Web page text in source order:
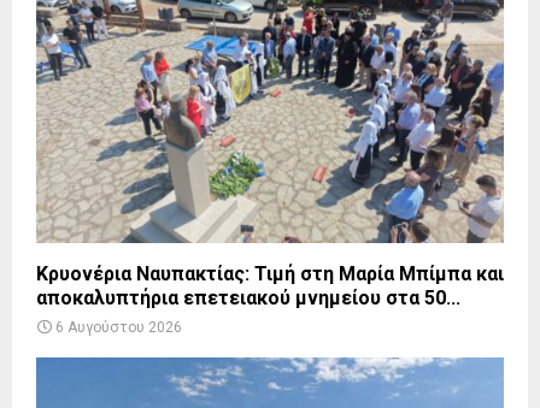
Κρυονέρια Ναυπακτίας: Τιμή στη Μαρία Μπίμπα και
αποκαλυπτήρια επετειακού μνημείου στα 50...
6 Αυγούστου 2026